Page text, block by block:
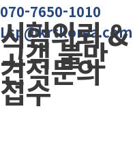
070-7650-1010
Lsp@krtkorea.com
​시험의뢰 &
견적문의
고객 불만
접수